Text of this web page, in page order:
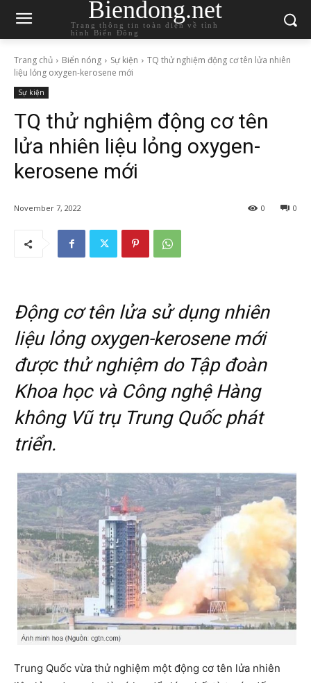
Biendong.net
Trang thông tin toàn diện về tình
hình Biển Đông
Trang chủ Biển nóng Sự kiện
TQ thử nghiệm động cơ tên lửa nhiên
liệu lỏng oxygen-kerosene mới
Sự kiện
TQ thử nghiệm động cơ tên
lửa nhiên liệu lỏng oxygen-
kerosene mới
November 7, 2022 0
0
Động cơ tên lửa sử dụng nhiên
liệu lỏng oxygen-kerosene mới
được thử nghiệm do Tập đoàn
Khoa học và Công nghệ Hàng
không Vũ trụ Trung Quốc phát
triển.
Trung Quốc vừa thử nghiệm một động cơ tên lửa nhiên